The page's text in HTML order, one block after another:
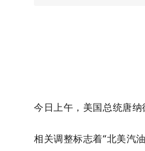
今日上午，美国总统唐纳
相关调整标志着“北美汽